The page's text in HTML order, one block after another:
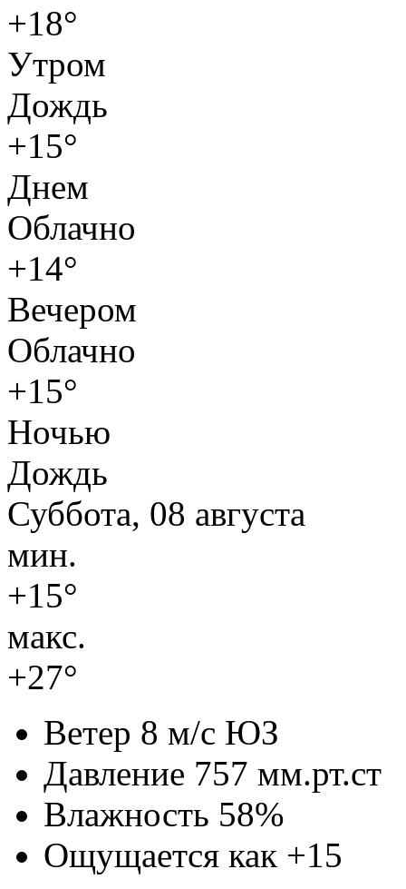
+18°
Утром
Дождь
+15°
Днем
Облачно
+14°
Вечером
Облачно
+15°
Ночью
Дождь
Суббота, 08 августа
мин.
+15°
макс.
+27°
Ветер 8 м/с ЮЗ
Давление 757 мм.рт.ст
Влажность 58%
Ощущается как +15